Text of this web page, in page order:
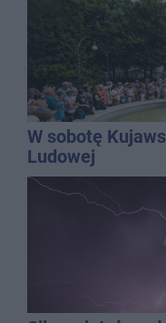
W sobotę
Ludowej